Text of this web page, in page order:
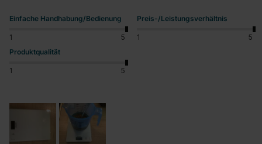
Einfache Handhabung/Bedienung
1 5
Preis-/Leistungsverhältnis
1
5
Produktqualität
1 5